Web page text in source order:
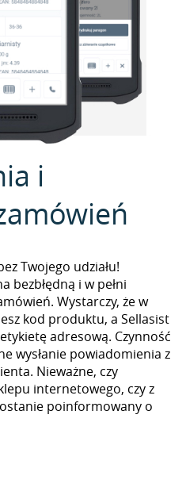
i
Twojego udziału!
bezbłędną i w pełni
Wystarczy, że w
kod produktu, a Sellasist
adresową. Czynność
wysłanie powiadomienia z
Nieważne, czy
internetowego, czy z
poinformowany o